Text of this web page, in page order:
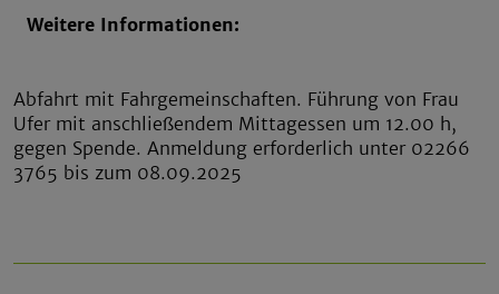
Weitere Informationen:
Abfahrt mit Fahrgemeinschaften. Führung von Frau
Ufer mit anschließendem Mittagessen um 12.00 h,
gegen Spende. Anmeldung erforderlich unter 02266
3765 bis zum 08.09.2025